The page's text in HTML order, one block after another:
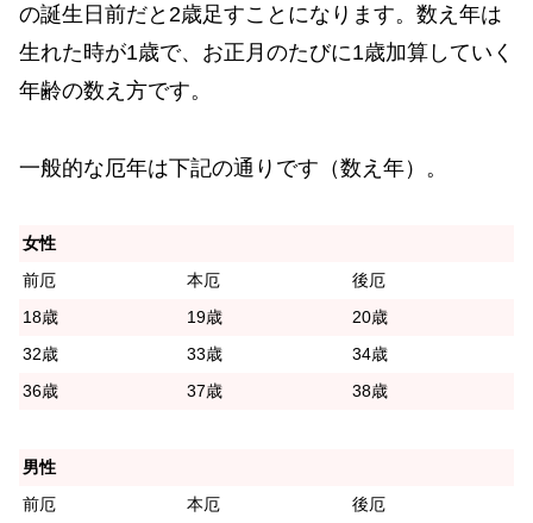
の誕生日前だと2歳足すことになります。数え年は
生れた時が1歳で、お正月のたびに1歳加算していく
年齢の数え方です。
一般的な厄年は下記の通りです（数え年）。
女性
前厄
本厄
後厄
18歳
19歳
20歳
32歳
33歳
34歳
36歳
37歳 38歳
男性
前厄
本厄
後厄